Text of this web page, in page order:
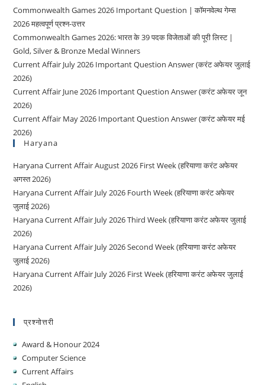
Commonwealth Games 2026 Important Question | कॉमनवेल्थ गेम्स
2026 महत्वपूर्ण प्रश्न-उत्तर
Commonwealth Games 2026: भारत के 39 पदक विजेताओं की पूरी लिस्ट |
Gold, Silver & Bronze Medal Winners
Current Affair July 2026 Important Question Answer (करंट अफेयर जुलाई
2026)
Current Affair June 2026 Important Question Answer (करंट अफेयर जून
2026)
Current Affair May 2026 Important Question Answer (करंट अफेयर मई
2026)
Haryana
Haryana Current Affair August 2026 First Week (हरियाणा करंट अफेयर
अगस्त 2026)
Haryana Current Affair July 2026 Fourth Week (हरियाणा करंट अफेयर
जुलाई 2026)
Haryana Current Affair July 2026 Third Week (हरियाणा करंट अफेयर जुलाई
2026)
Haryana Current Affair July 2026 Second Week (हरियाणा करंट अफेयर
जुलाई 2026)
Haryana Current Affair July 2026 First Week (हरियाणा करंट अफेयर जुलाई
2026)
प्रश्नोत्तरी
Award & Honour 2024
Computer Science
Current Affairs